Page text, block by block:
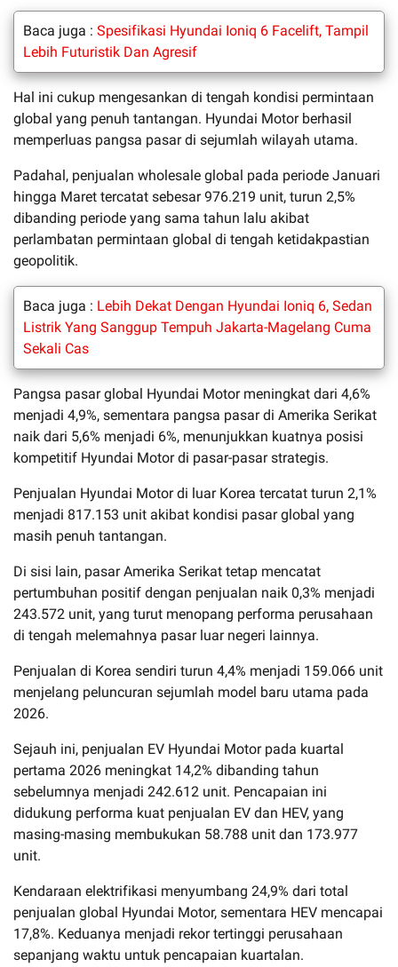
Baca juga : Spesifikasi Hyundai Ioniq 6 Facelift, Tampil
Lebih Futuristik Dan Agresif
Hal ini cukup mengesankan di tengah kondisi permintaan
global yang penuh tantangan. Hyundai Motor berhasil
memperluas pangsa pasar di sejumlah wilayah utama.
Padahal, penjualan wholesale global pada periode Januari
hingga Maret tercatat sebesar 976.219 unit, turun 2,5%
dibanding periode yang sama tahun lalu akibat
perlambatan permintaan global di tengah ketidakpastian
geopolitik.
Baca juga : Lebih Dekat Dengan Hyundai Ioniq 6, Sedan
Listrik Yang Sanggup Tempuh Jakarta-Magelang Cuma
Sekali Cas
Pangsa pasar global Hyundai Motor meningkat dari 4,6%
menjadi 4,9%, sementara pangsa pasar di Amerika Serikat
naik dari 5,6% menjadi 6%, menunjukkan kuatnya posisi
kompetitif Hyundai Motor di pasar-pasar strategis.
Penjualan Hyundai Motor di luar Korea tercatat turun 2,1%
menjadi 817.153 unit akibat kondisi pasar global yang
masih penuh tantangan.
Di sisi lain, pasar Amerika Serikat tetap mencatat
pertumbuhan positif dengan penjualan naik 0,3% menjadi
243.572 unit, yang turut menopang performa perusahaan
di tengah melemahnya pasar luar negeri lainnya.
Penjualan di Korea sendiri turun 4,4% menjadi 159.066 unit
menjelang peluncuran sejumlah model baru utama pada
2026.
Sejauh ini, penjualan EV Hyundai Motor pada kuartal
pertama 2026 meningkat 14,2% dibanding tahun
sebelumnya menjadi 242.612 unit. Pencapaian ini
didukung performa kuat penjualan EV dan HEV, yang
masing-masing membukukan 58.788 unit dan 173.977
unit.
Kendaraan elektrifikasi menyumbang 24,9% dari total
penjualan global Hyundai Motor, sementara HEV mencapai
17,8%. Keduanya menjadi rekor tertinggi perusahaan
sepanjang waktu untuk pencapaian kuartalan.